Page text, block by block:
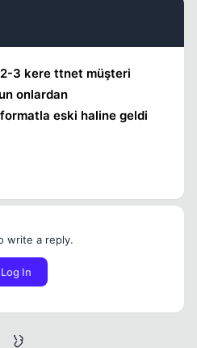
3 kere ttnet müşteri
onlardan
eski haline geldi
write a reply.
Log In